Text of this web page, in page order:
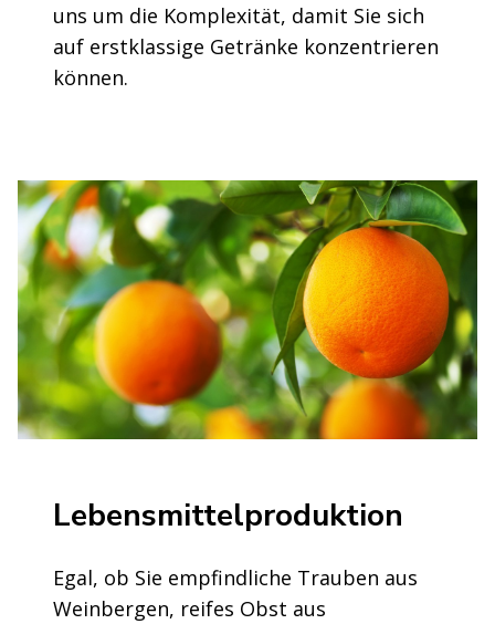
uns um die Komplexität, damit Sie sich
auf erstklassige Getränke konzentrieren
können.
Lebensmittelproduktion
Egal, ob Sie empfindliche Trauben aus
Weinbergen, reifes Obst aus